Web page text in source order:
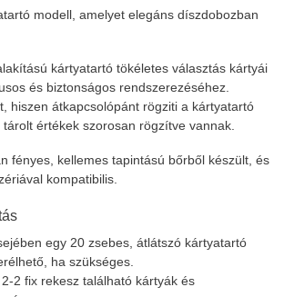
modell, amelyet elegáns díszdobozban
kártyatartó tökéletes választás kártyái
és biztonságos rendszerezéséhez.
hiszen átkapcsolópánt rögziti a kártyatartó
értékek szorosan rögzítve vannak.
fényes, kellemes tapintású bőrből készült, és
kompatibilis.
egy 20 zsebes, átlátszó kártyatartó
ha szükséges.
2 fix rekesz található kártyák és